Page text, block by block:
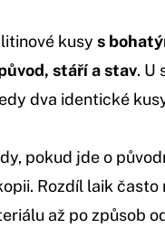
kusy s
stáří a stav. U
dva identické
pokud jde o
Rozdíl laik
až po způsob